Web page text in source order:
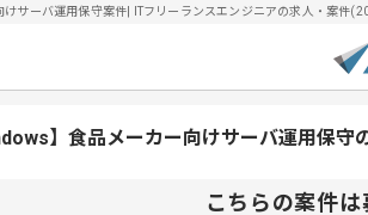
けサーバ運用保守案件| ITフリーランスエンジニアの求人・案件
】食品メーカー向けサーバ運用保守
こちらの案件